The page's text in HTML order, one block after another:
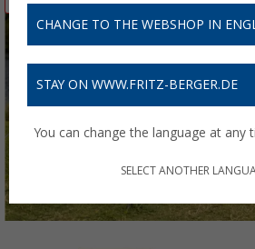
CHANGE TO THE WEBSHOP IN
STAY ON WWW.FRITZ-BERGER.DE
You can change the language at any
SELECT ANOTHER